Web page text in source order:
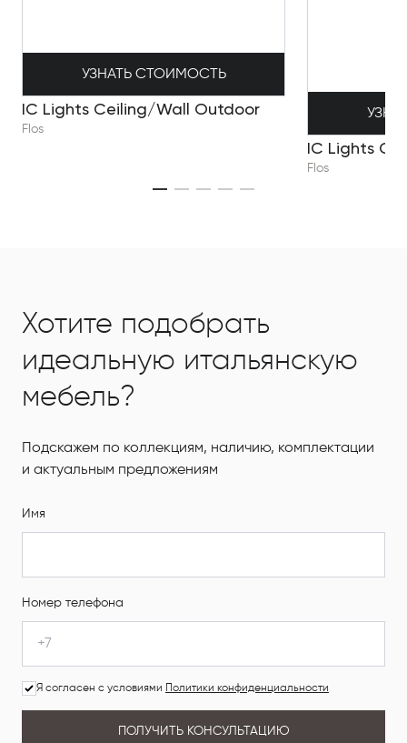
УЗНАТЬ СТОИМОСТЬ
IC Lights Ceiling/Wall Outdoor
Flos
IC Lights
Flos
Хотите подобрать
идеальную итальянскую
мебель?
Подскажем по коллекциям, наличию, комплектации
и актуальным предложениям
Имя
Номер телефона
Я согласен с условиями Политики конфиденциальности
ПОЛУЧИТЬ КОНСУЛЬТАЦИЮ